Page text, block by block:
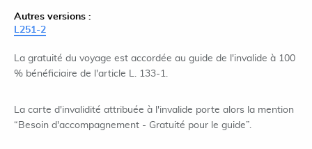
Autres versions :
L251-2
La gratuité du voyage est accordée au guide de l'invalide à 100
% bénéficiaire de l'article L. 133-1.
La carte d'invalidité attribuée à l'invalide porte alors la mention
“Besoin d'accompagnement - Gratuité pour le guide”.